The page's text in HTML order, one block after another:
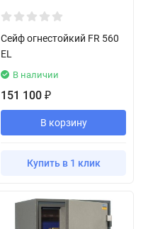
Сейф огнестойкий FR 560
EL
В наличии
151 100 ₽
В корзину
Купить в 1 клик